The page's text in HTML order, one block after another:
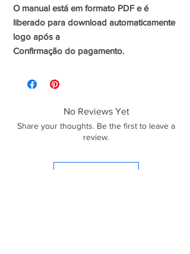
O manual está em formato PDF e é
liberado para download automaticamente
logo após a
Confirmação do pagamento.
No Reviews Yet
Share your thoughts. Be the first to leave a
review.